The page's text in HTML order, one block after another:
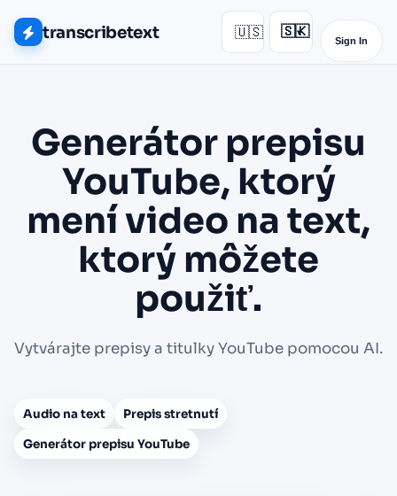
transcribetext 🇺🇸 🇸🇰
▾
Sign In
Generátor prepisu
YouTube, ktorý
mení video na text,
ktorý môžete
použiť.
Vytvárajte prepisy a titulky YouTube pomocou AI.
Audio na text
Prepis stretnutí
Generátor prepisu YouTube